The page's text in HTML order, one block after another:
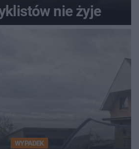
nie żyje
WYPADEK